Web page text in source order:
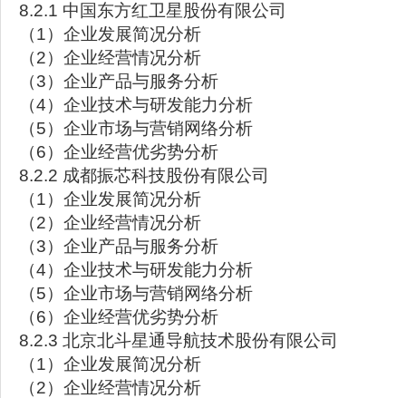
8.2.1 中国东方红卫星股份有限公司
（1）企业发展简况分析
（2）企业经营情况分析
（3）企业产品与服务分析
（4）企业技术与研发能力分析
（5）企业市场与营销网络分析
（6）企业经营优劣势分析
8.2.2 成都振芯科技股份有限公司
（1）企业发展简况分析
（2）企业经营情况分析
（3）企业产品与服务分析
（4）企业技术与研发能力分析
（5）企业市场与营销网络分析
（6）企业经营优劣势分析
8.2.3 北京北斗星通导航技术股份有限公司
（1）企业发展简况分析
（2）企业经营情况分析